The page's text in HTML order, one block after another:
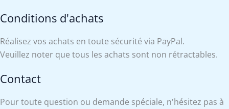
Conditions d'achats
Réalisez vos achats en toute sécurité via PayPal.
Veuillez noter que tous les achats sont non rétractables.
Contact
Pour toute question ou demande spéciale, n'hésitez pas à